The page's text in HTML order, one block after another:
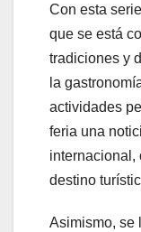
Con esta
que se está
tradiciones y
la
actividades
feria una
internacional,
destino
Asimismo, se